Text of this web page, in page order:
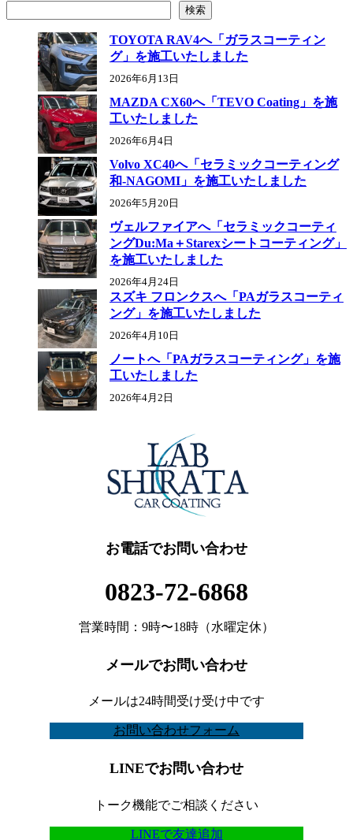
検索
TOYOTA RAV4へ「ガラスコーティン
グ」を施工いたしました
2026年6月13日
MAZDA CX60へ「TEVO Coating」を施
工いたしました
2026年6月4日
Volvo XC40へ「セラミックコーティング
和-NAGOMI」を施工いたしました
2026年5月20日
ヴェルファイアへ「セラミックコーティ
ングDu:Ma＋Starexシートコーティング」
を施工いたしました
2026年4月24日
スズキ フロンクスへ「PAガラスコーティ
ング」を施工いたしました
2026年4月10日
ノートへ「PAガラスコーティング」を施
工いたしました
2026年4月2日
お電話でお問い合わせ
0823-72-6868
営業時間：9時〜18時（水曜定休）
メールでお問い合わせ
メールは24時間受け受け中です
お問い合わせフォーム
LINEでお問い合わせ
トーク機能でご相談ください
LINEで友達追加